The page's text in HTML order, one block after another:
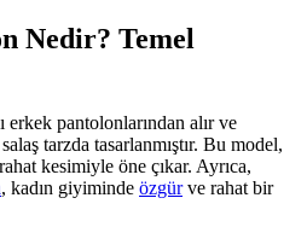
Nedir? Temel
erkek pantolonlarından alır ve
tarzda tasarlanmıştır. Bu model,
kesimiyle öne çıkar. Ayrıca,
, kadın giyiminde özgürve rahat bir